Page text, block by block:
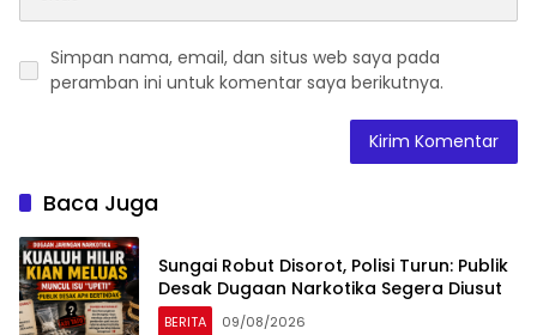
Simpan nama, email, dan situs web saya pada
peramban ini untuk komentar saya berikutnya.
Baca Juga
Sungai Robut Disorot, Polisi Turun: Publik
Desak Dugaan Narkotika Segera Diusut
BERITA 09/08/2026